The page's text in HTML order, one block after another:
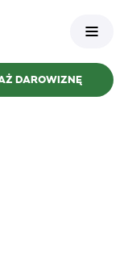
DAROWIZNĘ